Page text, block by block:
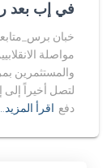
في إب بعد
خبان
مواصلة
والمستثمرين
لتصل أخيراً إلى
دفع اقرأ المزيد…